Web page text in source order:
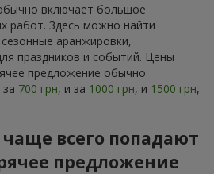
включает большое
работ. Здесь можно найти
аранжировки,
праздников и событий. Цены
предложение обычно
700 грн, и за 1000 грн, и 1500 грн,
всего попадают
предложение